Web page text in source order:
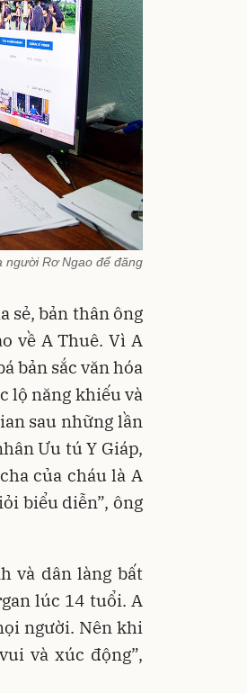
người Rơ Ngao để đăng
sẻ, bản thân ông
về A Thuê. Vì A
bản sắc văn hóa
lộ năng khiếu và
sau những lần
Ưu tú Y Giáp,
của cháu là A
biểu diễn”, ông
và dân làng bất
lúc 14 tuổi. A
người. Nên khi
và xúc động”,